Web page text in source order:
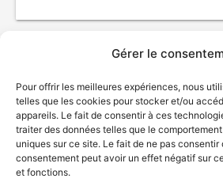
Gérer le
Pour offrir les meilleures expériences, nous
telles que les cookies pour stocker et/ou
appareils. Le fait de consentir à ces
traiter des données telles que le
uniques sur ce site. Le fait de ne pas consentir
consentement peut avoir un effet négatif sur
et fonctions.
© Gouvernement du